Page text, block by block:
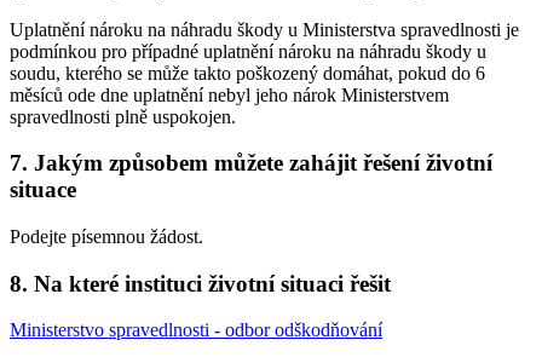
Uplatnění nároku na náhradu škody u Ministerstva spravedlnosti je
podmínkou pro případné uplatnění nároku na náhradu škody u
soudu, kterého se může takto poškozený domáhat, pokud do 6
měsíců ode dne uplatnění nebyl jeho nárok Ministerstvem
spravedlnosti plně uspokojen.
7. Jakým způsobem můžete zahájit řešení životní
situace
Podejte písemnou žádost.
8. Na které instituci životní situaci řešit
Ministerstvo spravedlnosti - odbor odškodňování